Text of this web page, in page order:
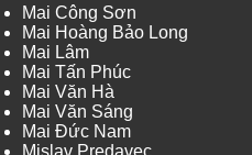
Mai Công Sơn
Mai Hoàng Bảo Long
Mai Lâm
Mai Tấn Phúc
Mai Văn Hà
Mai Văn Sáng
Mai Đức Nam